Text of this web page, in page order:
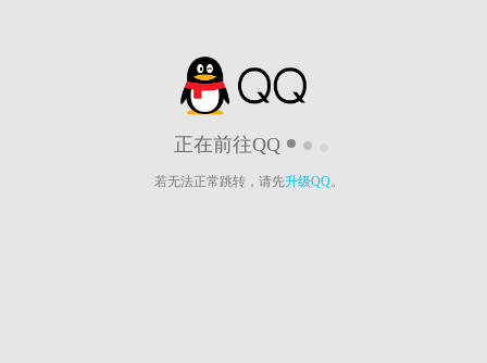
正在前往QQ
若无法正常跳转，请先升级QQ。